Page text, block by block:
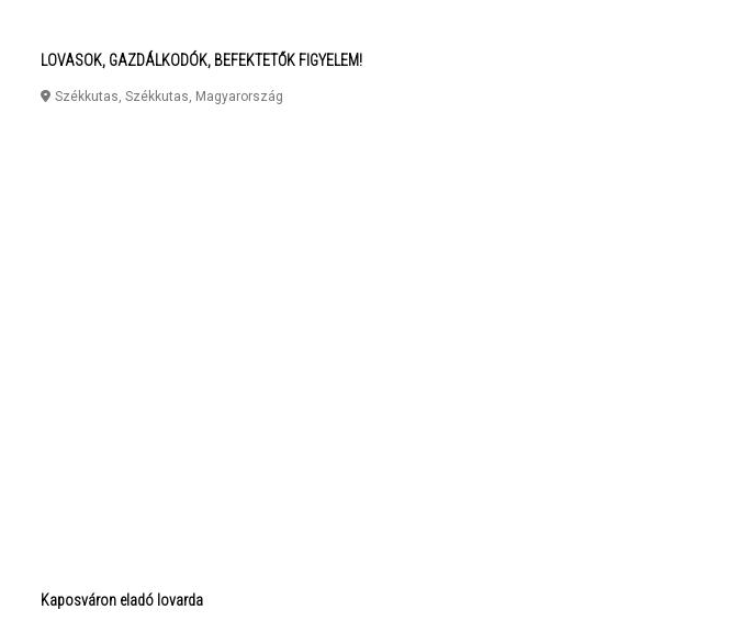
LOVASOK, GAZDÁLKODÓK, BEFEKTETŐK FIGYELEM!
Székkutas,Székkutas, Magyarország
Kaposváron eladó lovarda